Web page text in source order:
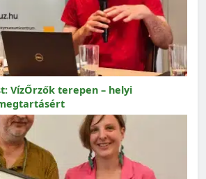
VízŐrzők terepen – helyi